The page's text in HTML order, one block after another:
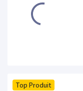
Top Produit